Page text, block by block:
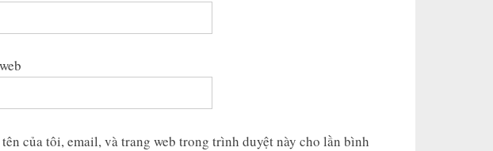
của tôi, email, và trang web trong trình duyệt này cho lần bình